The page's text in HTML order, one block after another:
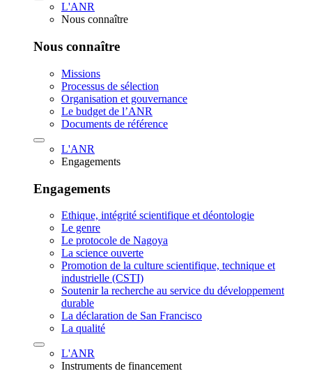
L'ANR
Nous connaître
Nous connaître
Missions
Processus de sélection
Organisation et gouvernance
Le budget de l’ANR
Documents de référence
L'ANR
Engagements
Engagements
Ethique, intégrité scientifique et déontologie
Le genre
Le protocole de Nagoya
La science ouverte
Promotion de la culture scientifique, technique et
industrielle (CSTI)
Soutenir la recherche au service du développement
durable
La déclaration de San Francisco
La qualité
L'ANR
Instruments de financement